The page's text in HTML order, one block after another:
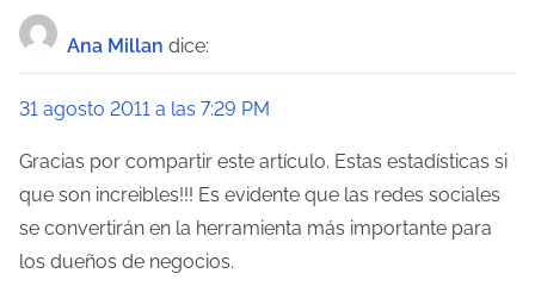
e
a
c
i
ó
Ana Millan dice:
31 agosto 2011 a las 7:29 PM
Gracias por compartir este artículo. Estas estadísticas si
que son increibles!!! Es evidente que las redes sociales
se convertirán en la herramienta más importante para
los dueños de negocios.